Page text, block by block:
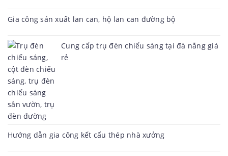
Gia công sản xuất lan can, hộ lan can đường bộ
Cung cấp trụ đèn chiếu sáng tại đà nẵng giá
rẻ
Hướng dẫn gia công kết cấu thép nhà xưởng